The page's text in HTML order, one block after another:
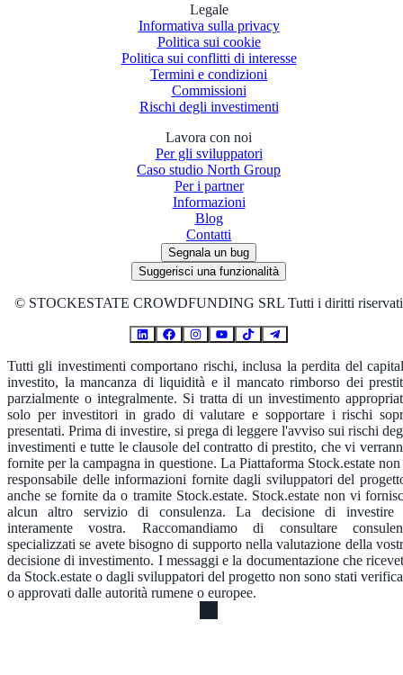
Legale
Informativa sulla privacy
Politica sui cookie
Politica sui conflitti di interesse
Termini e condizioni
Commissioni
Rischi degli investimenti
Lavora con noi
Per gli sviluppatori
Caso studio North Group
Per i partner
Informazioni
Blog
Contatti
Segnala un bug
Suggerisci una funzionalità
© STOCKESTATE CROWDFUNDING SRL Tutti i diritti riservati
Tutti gli investimenti comportano rischi, inclusa la perdita del
investito, la mancanza di liquidità e il mancato rimborso dei
parzialmente o integralmente. Si tratta di un investimento
solo per investitori in grado di valutare e sopportare i rischi
presentati. Prima di investire, si prega di leggere l'avviso sui rischi
investimenti e tutte le clausole del contratto di prestito, che vi
fornite per la campagna in questione. La Piattaforma Stock.estate non
responsabile delle informazioni fornite dagli sviluppatori del
anche se fornite da o tramite Stock.estate. Stock.estate non vi
alcun altro servizio di consulenza. La decisione di investire
interamente vostra. Raccomandiamo di consultare
specializzati se avete bisogno di supporto nella valutazione della
decisione di investimento. I messaggi e la documentazione che
da Stock.estate o dagli sviluppatori del progetto non sono stati
o approvati dalle autorità rumene o europee.